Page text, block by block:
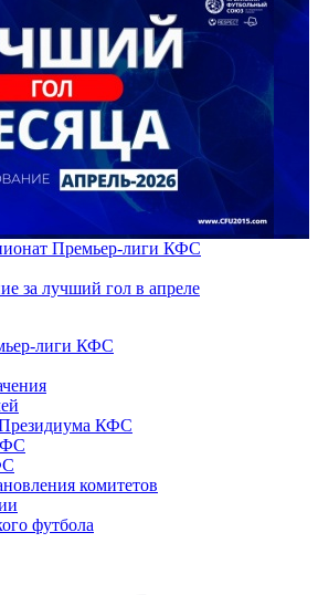
Премьер-лиги КФС
за лучший гол в апреле
лиги КФС
КФС
комитетов
футбола